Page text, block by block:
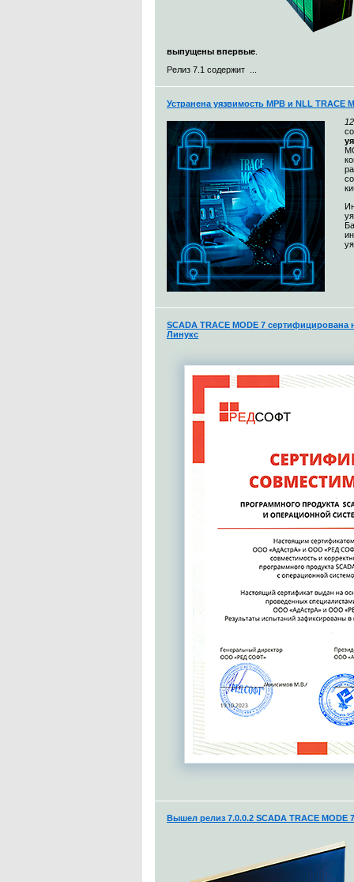
выпущены впервые
Релиз 7.1 содержит ...
Устранена уязвимость МРВ и NLL TRACE
SCADA TRACE MODE 7
Линукс
Вышел релиз 7.0.0.2 SCADA TRACE MODE 7